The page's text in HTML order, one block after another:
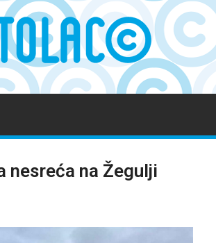
nesreća na Žegulji